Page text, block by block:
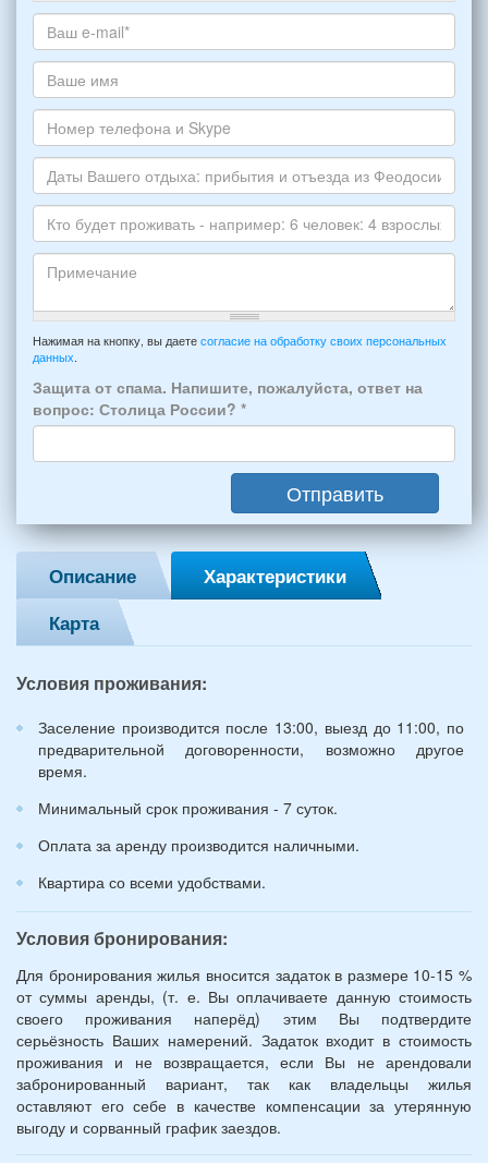
Какое
жилье
хотите
снять,
укажите
пожалуйста
НОМЕР
варианта:
*
Ваш
адрес
электронной
почты
*
Ваше
имя
Номер
телефона
и
Skype
Даты
Вашего
отдыха:
прибытия
отъезда
из
Феодосии:
*
Кто
будет
-
например:
6
человек:
4
взрослых
и
2
детей
(возраст
и
лет):
Примечание
Нажимая на кнопку, вы даете согласие на обработку своих персональных
данных
Защита от спама. Напишите, пожалуйста, ответ на
вопрос: Столица России? *
Отправить
Описание
Характеристики
Карта
Условия проживания:
Заселение производится после 13:00, выезд до 11:00, по
предварительной договоренности, возможно другое
время.
Минимальный срок проживания - 7 суток.
Оплата за аренду производится наличными.
Квартира со всеми удобствами.
Условия бронирования:
Для бронирования жилья вносится задаток в размере 10-15 %
от суммы аренды, (т. е. Вы оплачиваете данную стоимость
своего проживания наперёд) этим Вы подтвердите
серьёзность Ваших намерений. Задаток входит в стоимость
проживания и не возвращается, если Вы не арендовали
забронированный вариант, так как владельцы жилья
оставляют его себе в качестве компенсации за утерянную
выгоду и сорванный график заездов.